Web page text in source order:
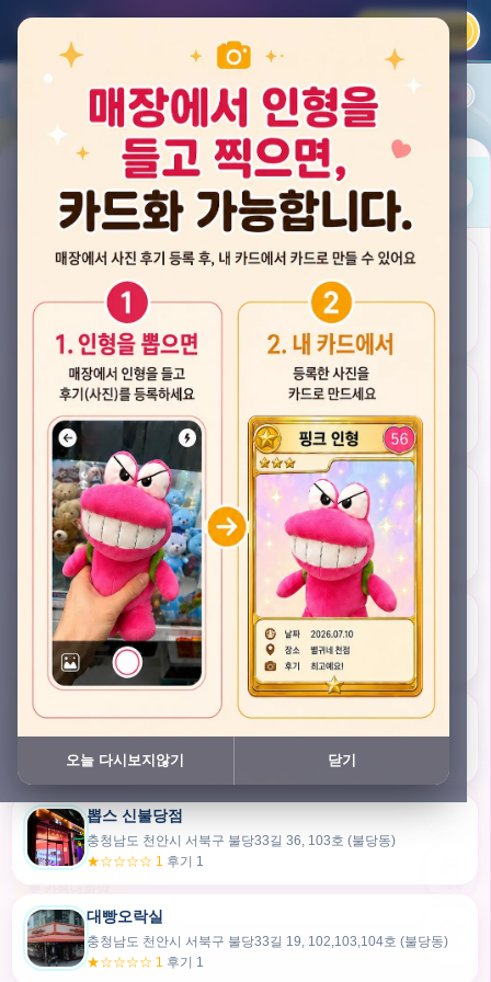
카카오 로그인
평점순 내 주변 즐겨찾기
뽑스 천안 불당점
★★★★☆ 4.2 후기 33
게임플렉스 불당동점
★★★☆☆ 2.5 후기 4
뽑기랜드
★★★★★ 4.7후기 49
픽스팟 불당점
충청남도 천안시 서북구 불당33길 47, 106호 (불당동)
★☆☆☆☆ 1 후기 1
쿠보 신불당점
충청남도 천안시 서북구 불당33길 35, 105호 (불당동)
★★★☆☆ 2.5후기 2
뽑스 신불당점
충청남도 천안시 서북구 불당33길 36, 103호 (불당동)
★☆☆☆☆ 1 후기 1
대빵오락실
충청남도 천안시 서북구 불당33길 19, 102,103,104호 (불당동)
★☆☆☆☆ 1 후기 1
30m
내위치
💬 카톡대화방
오늘 다시보지않기 닫기